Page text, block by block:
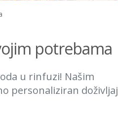
potrebama
u rinfuzi! Našim
personaliziran doživljaj